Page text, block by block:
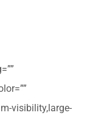
visibility,large-